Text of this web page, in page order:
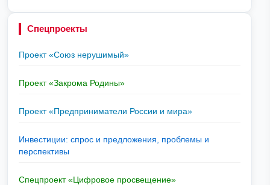
Спецпроекты
Проект «Союз нерушимый»
Проект «Закрома Родины»
Проект «Предприниматели России и мира»
Инвестиции: спрос и предложения, проблемы и
перспективы
Спецпроект «Цифровое просвещение»